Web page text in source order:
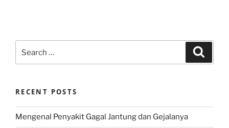
for:
RECENT POSTS
Mengenal Penyakit Gagal Jantung dan Gejalanya